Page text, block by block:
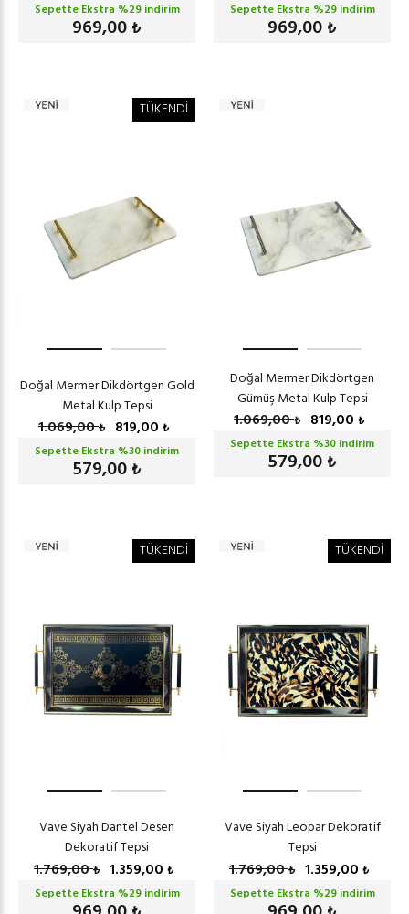
Sepette Ekstra %29indirim
969,00 ₺
Sepette Ekstra %29indirim
969,00 ₺
TÜKENDİ
Doğal Mermer Dikdörtgen Gold
Metal Kulp Tepsi
1.069,00₺ 819,00 ₺
Sepette Ekstra %30 indirim
579,00 ₺
Doğal Mermer Dikdörtgen
Gümüş Metal Kulp Tepsi
1.069,00₺ 819,00 ₺
Sepette Ekstra %30 indirim
579,00 ₺
TÜKENDİ
Vave Siyah Dantel Desen
Dekoratif Tepsi
1.769,00₺ 1.359,00 ₺
Sepette Ekstra %29indirim
TÜKENDİ
Vave Siyah Leopar Dekoratif
Tepsi
1.769,00₺ 1.359,00 ₺
Sepette Ekstra %29indirim